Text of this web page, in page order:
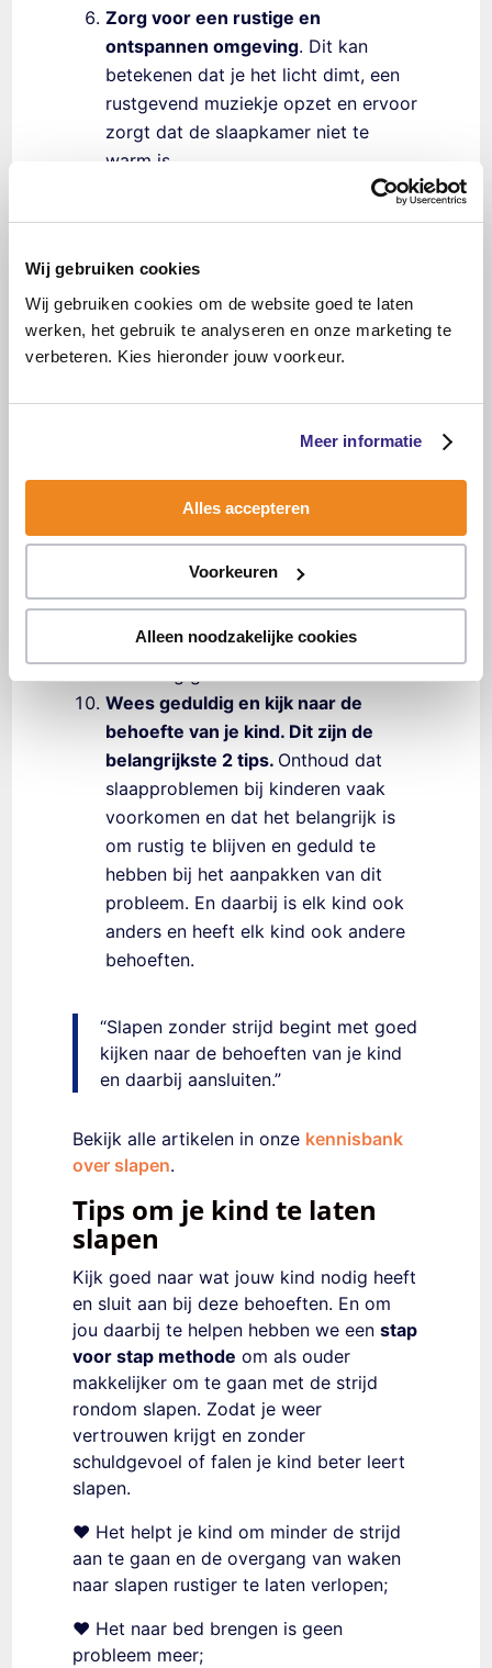
Wij gebruiken cookies
Wij gebruiken cookies om de website goed te laten
werken, het gebruik te analyseren en onze marketing te
verbeteren. Kies hieronder jouw voorkeur.
Meer informatie
Alles accepteren
Voorkeuren
Alleen noodzakelijke cookies
Zorg voor een rustige en
ontspannen omgeving. Dit kan
betekenen dat je het licht dimt, een
rustgevend muziekje opzet en ervoor
zorgt dat de slaapkamer niet te
warm is.
Zorg ervoor dat je kind niet te veel
drinkt vlak voor het slapengaan. Dit
naar het toilet moet en daardoor niet
goed kan slapen.
Praat met je kind.Wanneer je kind
angstig is, ga op zoek wat de
net voordat je kind gaat slapen, maar
juist op andere momenten. Dit kan
ook de reden zijn dat jekindje huilt
in slaap, lees dan door.
Blijf even bij je kind
de buurt bent als je kind hier
behoefte aan heeft, dit geeft je kind
Wees geduldig en kijk naar de
behoefte van je kind. Dit zijn de
belangrijkste 2 tips. Onthoud dat
slaapproblemen bij kinderen vaak
voorkomen en dat het belangrijk is
om rustig te blijven en geduld te
hebben bij het aanpakken van dit
probleem. En daarbij is elk kind ook
anders en heeft elk kind ook andere
behoeften.
“Slapen zonder strijd begint met goed
kijken naar de behoeften van je kind
en daarbij aansluiten.”
Bekijk alle artikelen in onze kennisbank
over slapen.
Tips om je kind te laten
slapen
Kijk goed naar wat jouw kind nodig heeft
en sluit aan bij deze behoeften. En om
jou daarbij te helpen hebben we een stap
voor stap methode om als ouder
makkelijker om te gaan met de strijd
rondom slapen. Zodat je weer
vertrouwen krijgt en zonder
schuldgevoel of falen je kind beter leert
slapen.
❤️ Het helpt je kind om minder de strijd
aan te gaan en de overgang van waken
naar slapen rustiger te laten verlopen;
❤️ Het naar bed brengen is geen
probleem meer;